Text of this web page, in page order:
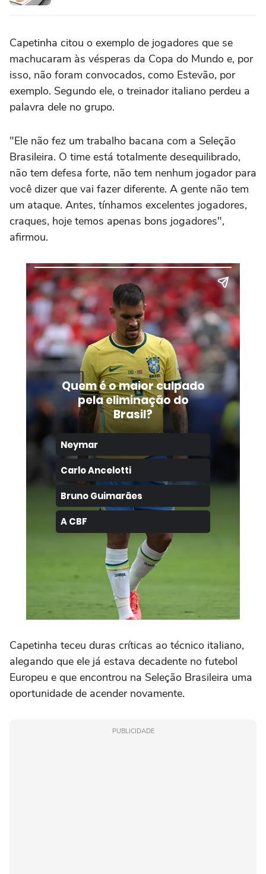
Capetinha citou o exemplo de jogadores que se
machucaram às vésperas da Copa do Mundo e, por
isso, não foram convocados, como Estevão, por
exemplo. Segundo ele, o treinador italiano perdeu a
palavra dele no grupo.
"Ele não fez um trabalho bacana com a Seleção
Brasileira. O time está totalmente desequilibrado,
não tem defesa forte, não tem nenhum jogador para
você dizer que vai fazer diferente. A gente não tem
um ataque. Antes, tínhamos excelentes jogadores,
craques, hoje temos apenas bons jogadores",
afirmou.
Capetinha teceu duras críticas ao técnico italiano,
alegando que ele já estava decadente no futebol
Europeu e que encontrou na Seleção Brasileira uma
oportunidade de acender novamente.
PUBLICIDADE